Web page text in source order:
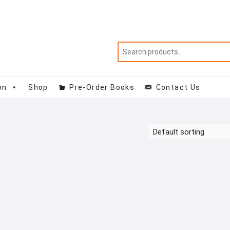
Shop Pre-Order Books Contact Us